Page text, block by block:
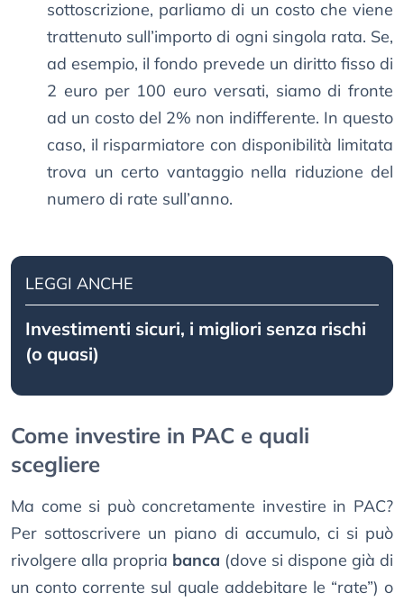
sottoscrizione, parliamo di un costo che viene
trattenuto sull’importo di ogni singola rata. Se,
ad esempio, il fondo prevede un diritto fisso di
2 euro per 100 euro versati, siamo di fronte
ad un costo del 2% non indifferente. In questo
caso, il risparmiatore con disponibilità limitata
trova un certo vantaggio nella riduzione del
numero di rate sull’anno.
LEGGI ANCHE
Investimenti sicuri, i migliori senza rischi
(o quasi)
Come investire in PAC e quali
scegliere
Ma come si può concretamente investire in PAC?
Per sottoscrivere un piano di accumulo, ci si può
rivolgere alla propria banca (dove si dispone già di
un conto corrente sul quale addebitare le “rate”) o